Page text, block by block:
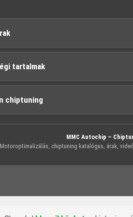
tartalmak
chiptuning
MMC Autochip –
Motoroptimalizálás, chiptuning katalógus, árak,